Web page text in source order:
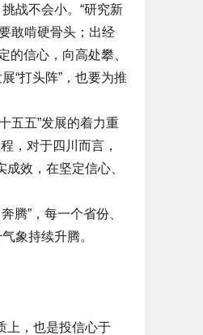
战不会小。“研究新
敢啃硬骨头；出经
的信心，向高处攀、
“打头阵”，也要为推
五五”发展的着力重
，对于四川而言，
效，在坚定信心、
腾”，每一个省份、
象持续升腾。
上，也是投信心于